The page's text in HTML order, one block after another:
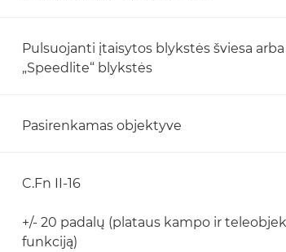
Pulsuojanti įtaisytos blykstės šviesa
„Speedlite“ blykstės
Pasirenkamas objektyve
C.Fn II-16
+/- 20 padalų (plataus kampo ir
funkciją)